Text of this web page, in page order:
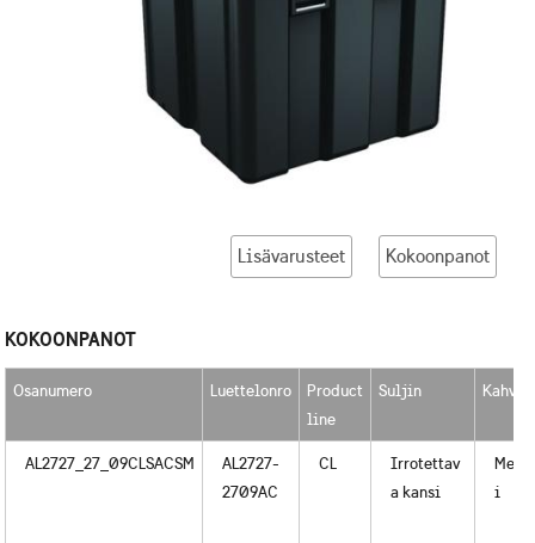
Lisävarusteet Kokoonpanot
KOKOONPANOT
Osanumero Luettelonro
Product
line
Suljin Kahvat
AL2727_27_09CLSACSM
AL2727-
2709AC
CL
Irrotettav
a kansi
i